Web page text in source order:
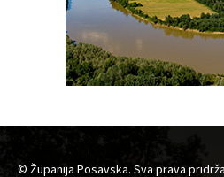
© Županija Posavska. Sva prava